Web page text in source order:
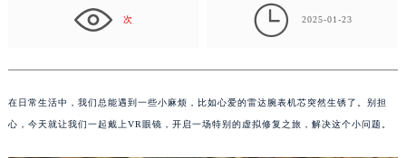
次  2025-01-23
在日常生活中，我们总能遇到一些小麻烦，比如心爱的雷达腕表机芯突然生锈了。别担
心，今天就让我们一起戴上VR眼镜，开启一场特别的虚拟修复之旅，解决这个小问题。